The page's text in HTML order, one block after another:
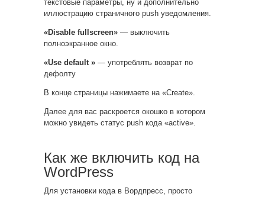
текстовые параметры, ну и дополнительно
иллюстрацию страничного push уведомления.
«Disable fullscreen» — выключить
полноэкранное окно.
«Use default » — употреблять возврат по
дефолту
В конце страницы нажимаете на «Create».
Далее для вас раскроется окошко в котором
можно увидеть статус push кода «active».
Как же включить код на
WordPress
Для установки кода в Вордпресс, просто